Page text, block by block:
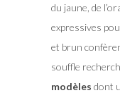
du jaune, de
expressives
et brun
souffle
modèles dont